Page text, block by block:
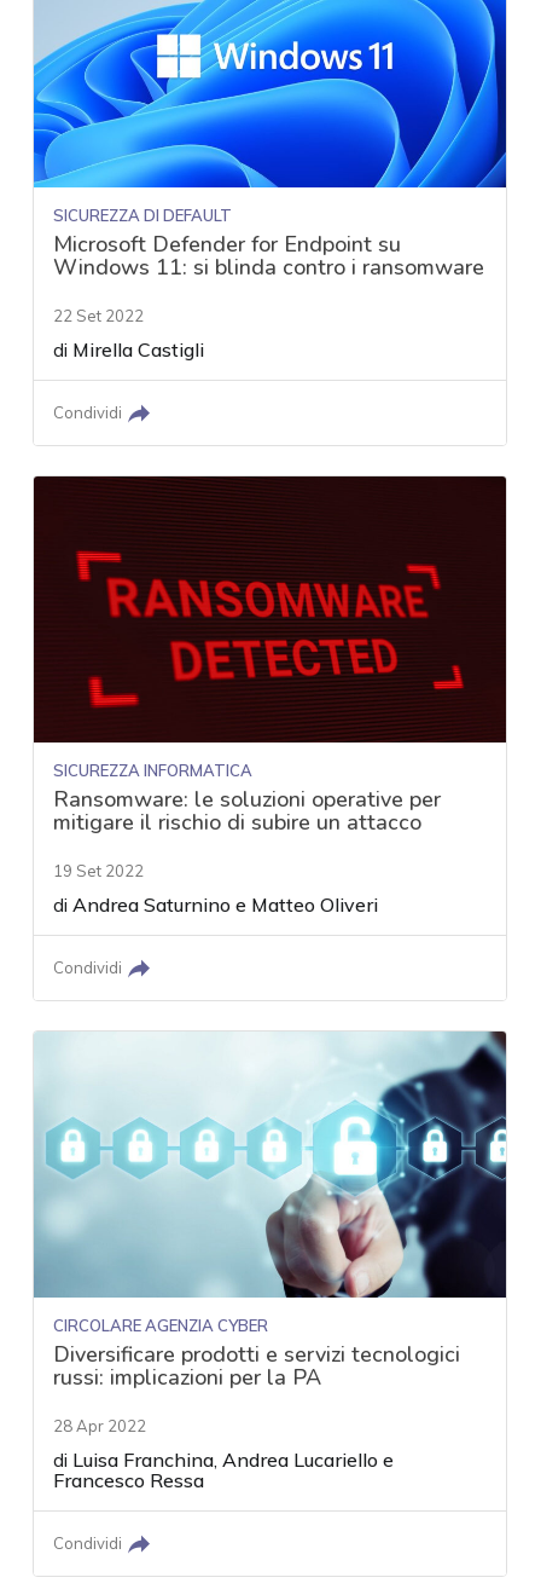
SICUREZZA DI DEFAULT
Microsoft Defender for Endpoint su
Windows 11: si blinda contro i ransomware
22 Set 2022
di Mirella Castigli
Condividi
SICUREZZA INFORMATICA
Ransomware: le soluzioni operative per
mitigare il rischio di subire un attacco
19 Set 2022
diAndrea Saturnino e Matteo Oliveri
Condividi
CIRCOLARE AGENZIA CYBER
Diversificare prodotti e servizi tecnologici
russi: implicazioni per la PA
28 Apr 2022
di Luisa Franchina ,Andrea Lucariello e
Francesco Ressa
Condividi